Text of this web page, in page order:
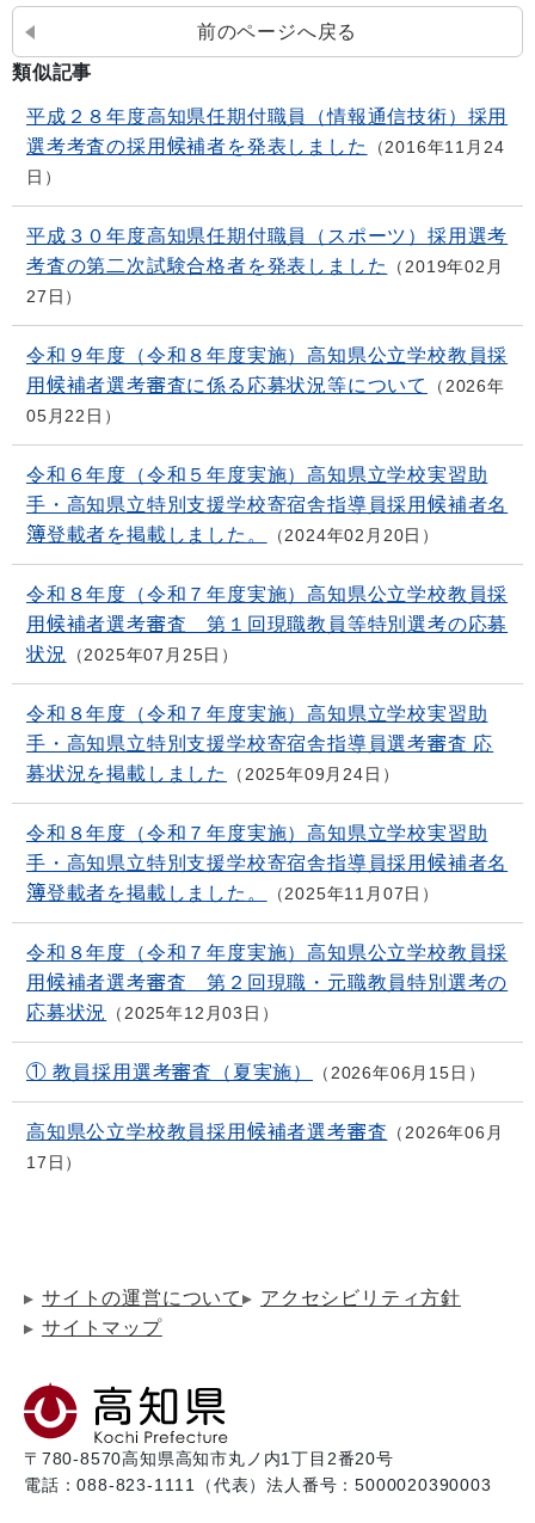
前のページへ戻る
類似記事
平成２８年度高知県任期付職員（情報通信技術）採用
選考考査の採用候補者を発表しました
2016年11月24
日
平成３０年度高知県任期付職員（スポーツ）採用選考
考査の第二次試験合格者を発表しました
2019年02月
27日
令和９年度（令和８年度実施）高知県公立学校教員採
用候補者選考審査に係る応募状況等について
2026年
05月22日
令和６年度（令和５年度実施）高知県立学校実習助
手・高知県立特別支援学校寄宿舎指導員採用候補者名
簿登載者を掲載しました。
2024年02月20日
令和８年度（令和７年度実施）高知県公立学校教員採
用候補者選考審査 第１回現職教員等特別選考の応募
状況
2025年07月25日
令和８年度（令和７年度実施）高知県立学校実習助
手・高知県立特別支援学校寄宿舎指導員選考審査 応
募状況を掲載しました
2025年09月24日
令和８年度（令和７年度実施）高知県立学校実習助
手・高知県立特別支援学校寄宿舎指導員採用候補者名
簿登載者を掲載しました。
2025年11月07日
令和８年度（令和７年度実施）高知県公立学校教員採
用候補者選考審査 第２回現職・元職教員特別選考の
応募状況
2025年12月03日
① 教員採用選考審査（夏実施） 2026年06月15日
高知県公立学校教員採用候補者選考審査
2026年06月
17日
サイトの運営について
アクセシビリティ方針
サイトマップ
〒780-8570高知県高知市丸ノ内1丁目2番20号
電話：088-823-1111（代表）法人番号：5000020390003